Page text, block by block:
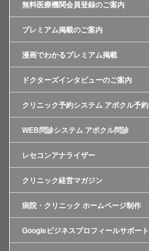
無料医療機関会員登録のご案内
プレミアム掲載のご案内
漫画でわかるプレミアム掲載
ドクターズインタビューのご案内
クリニック予約システム アポクル予約
WEB問診システム アポクル問診
レセコンアナライザー
クリニック経営マガジン
病院・クリニック ホームページ制作
Googleビジネスプロフィールサポート